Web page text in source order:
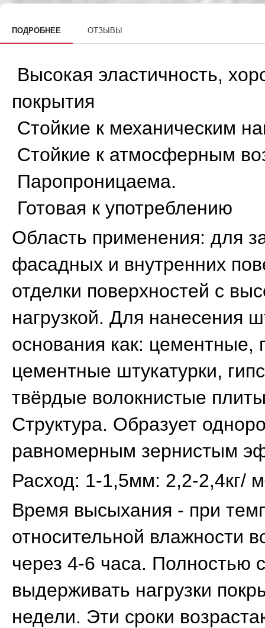
ПОДРОБНЕЕ ОТЗЫВЫ
Высокая эластичность,
покрытия
Стойкие к механическим
Стойкие к атмосферным
Паропроницаема.
Готовая к употреблению
Область применения: для
фасадных и внутренних
отделки поверхностей с
нагрузкой. Для нанесения
основания как: цементные,
цементные штукатурки,
твёрдые волокнистые
Структура. Образует
равномерным зернистым
Расход: 1-1,5мм: 2,2-2,4кг/
Время высыхания - при
относительной влажности
через 4-6 часа. Полностью
выдерживать нагрузки
недели. Эти сроки